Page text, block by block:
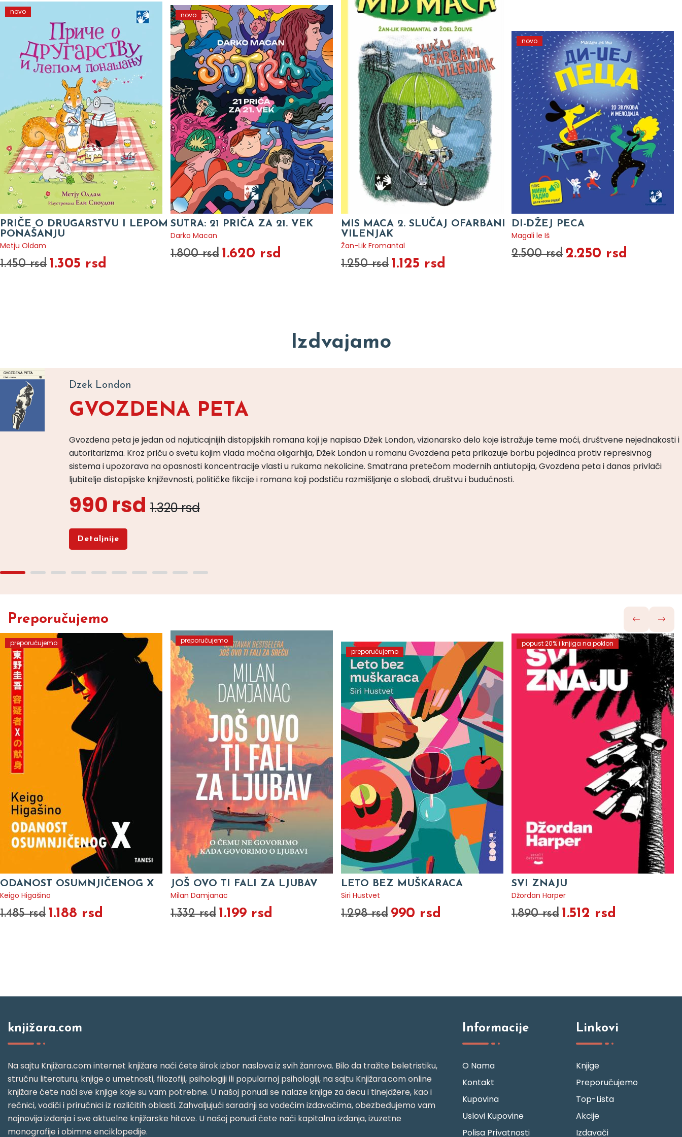
novo
PRIČE O DRUGARSTVU I LEPOM
PONAŠANJU
Metju Oldam
1.450 rsd 1.305 rsd
novo
SUTRA: 21 PRIČA ZA 21. VEK
Darko Macan
1.800 rsd 1.620 rsd
MIS MACA 2. SLUČAJ OFARBANI
VILENJAK
Žan-Lik Fromantal
1.250 rsd 1.125 rsd
novo
DI-DŽEJ PECA
Magali le Iš
2.500 rsd 2.250 rsd
Izdvajamo
Dzek London
GVOZDENA PETA
Gvozdena peta je jedan od najuticajnijih distopijskih romana koji je napisao Džek London, vizionarsko delo koje istražuje teme moći, društvene nejednakosti i
autoritarizma. Kroz priču o svetu kojim vlada moćna oligarhija, Džek London u romanu Gvozdena peta prikazuje borbu pojedinca protiv represivnog
sistema i upozorava na opasnosti koncentracije vlasti u rukama nekolicine. Smatrana pretečom modernih antiutopija, Gvozdena peta i danas privlači
ljubitelje distopijske književnosti, političke fikcije i romana koji podstiču razmišljanje o slobodi, društvu i budućnosti.
990 rsd 1.320 rsd
Detaljnije
Preporučujemo
preporučujemo
ODANOST OSUMNJIČENOG X
Keigo Higašino
1.485 rsd 1.188 rsd
preporučujemo
JOŠ OVO TI FALI ZA LJUBAV
Milan Damjanac
1.332 rsd 1.199 rsd
preporučujemo
LETO BEZ MUŠKARACA
Siri Hustvet
1.298 rsd 990 rsd
popust 20% i knjiga na poklon
SVI ZNAJU
Džordan Harper
1.890 rsd 1.512 rsd
knjižara.com
Na sajtu Knjižara.com internet knjižare naći ćete širok izbor naslova iz svih žanrova. Bilo da tražite beletristiku,
stručnu literaturu, knjige o umetnosti, filozofiji, psihologiji ili popularnoj psihologiji, na sajtu Knjižara.com online
knjižare ćete naći sve knjige koje su vam potrebne. U našoj ponudi se nalaze knjige za decu i tinejdžere, kao i
rečnici, vodiči i priručnici iz različitih oblasti. Zahvaljujući saradnji sa vodećim izdavačima, obezbeđujemo vam
najnovija izdanja i sve aktuelne knjižarske hitove. U našoj ponudi ćete naći kapitalna izdanja, izuzetne
monografije i obimne enciklopedije.
Informacije
O Nama
Kontakt
Kupovina
Uslovi Kupovine
Polisa Privatnosti
Linkovi
Knjige
Preporučujemo
Top-Lista
Akcije
Izdavači